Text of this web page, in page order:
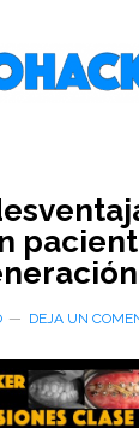
DEJA UN